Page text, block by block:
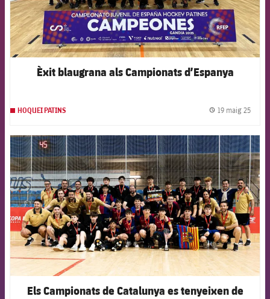
Èxit blaugrana als Campionats d’Espanya
HOQUEI PATINS 19 maig 25
FCB Barcelona badge
Els Campionats de Catalunya es tenyeixen de